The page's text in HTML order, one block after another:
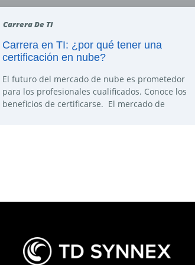
Carrera De TI
Carrera en TI: ¿por qué tener una
certificación en nube?
El futuro del mercado de nube es prometedor
para los profesionales cualificados. Conoce los
beneficios de certificarse. El mercado de